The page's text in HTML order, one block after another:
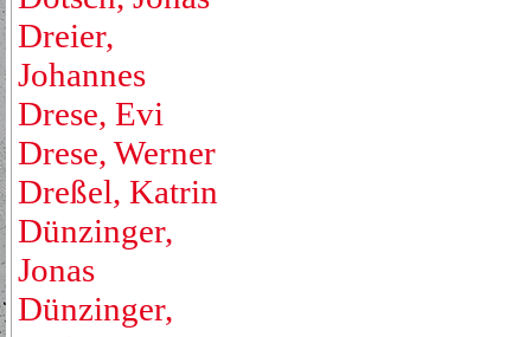
Dreier,
Johannes
Drese, Evi
Drese, Werner
Dreßel, Katrin
Dünzinger,
Jonas
Dünzinger,